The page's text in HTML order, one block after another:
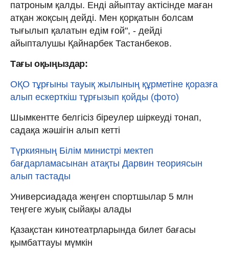
патроным қалды. Енді айыптау актісінде маған
атқан жоқсың дейді. Мен қорқатын болсам
тығылып қалатын едім ғой", - дейді
айыпталушы Қайнарбек Тастанбеков.
Тағы оқыңыздар:
ОҚО тұрғыны тауық жылының құрметіне қоразға
алып ескерткіш тұрғызып қойды (фото)
Шымкентте белгісіз біреулер шіркеуді тонап,
садақа жәшігін алып кетті
Түркияның Білім министрі мектеп
бағдарламасынан атақты Дарвин теориясын
алып тастады
Универсиадада жеңген спортшылар 5 млн
теңгеге жуық сыйақы алады
Қазақстан кинотеатрларында билет бағасы
қымбаттауы мүмкін